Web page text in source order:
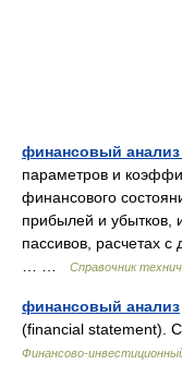
финансовый анализ
параметров и
финансового
прибылей и убытков,
пассивов, расчетах с
Справочник
финансовый анализ
(financial statement).
Финансово-